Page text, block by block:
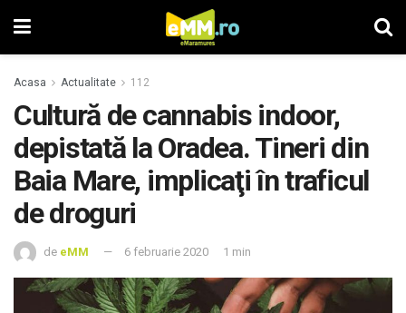
Acasa Actualitate 112
Cultură de cannabis indoor,
depistată la Oradea. Tineri din
Baia Mare, implicaţi în traficul
de droguri
de eMM 6 februarie 2020 1 min